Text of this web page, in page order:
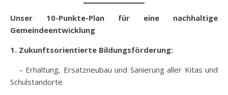
Unser 10-Punkte-Plan für eine nachhaltige
Gemeindeentwicklung
1. Zukunftsorientierte Bildungsförderung:
– Erhaltung, Ersatzneubau und Sanierung aller Kitas und
Schulstandorte